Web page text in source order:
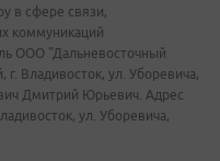
в сфере связи,
коммуникаций
ООО "Дальневосточный
Владивосток, ул. Уборевича,
Дмитрий Юрьевич. Адрес
ул. Уборевича,